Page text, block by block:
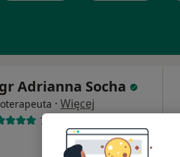
Adrianna Socha
· Więcej
73 opinie